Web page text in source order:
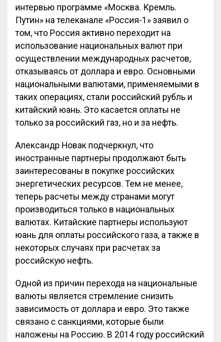
интервью программе «Москва. Кремль.
Путин» на телеканале «Россия-1» заявил о
том, что Россия активно переходит на
использование национальных валют при
осуществлении международных расчетов,
отказываясь от доллара и евро. Основными
национальными валютами, применяемыми в
таких операциях, стали российский рубль и
китайский юань. Это касается оплаты не
только за российский газ, но и за нефть.
Александр Новак подчеркнул, что
иностранные партнеры продолжают быть
заинтересованы в покупке российских
энергетических ресурсов. Тем не менее,
теперь расчеты между странами могут
производиться только в национальных
валютах. Китайские партнеры используют
юань для оплаты российского газа, а также в
некоторых случаях при расчетах за
российскую нефть.
Одной из причин перехода на национальные
валюты является стремление снизить
зависимость от доллара и евро. Это также
связано с санкциями, которые были
наложены на Россию. В 2014 году российский